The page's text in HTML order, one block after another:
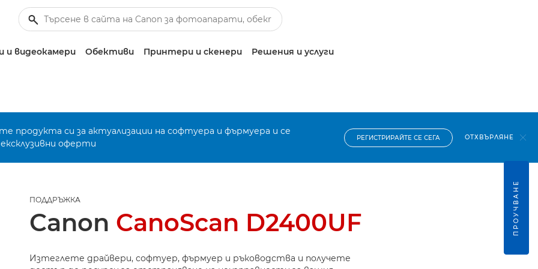
видеокамери Обективи Принтери и скенери Решения и услуги
продукта си за актуализации на софтуера и фърмуера и се
оферти
РЕГИСТРИРАЙТЕ СЕ СЕГА ОТХВЪРЛЯНЕ
ПОДДРЪЖКА
Canon CanoScan D2400UF
Изтеглете драйвери, софтуер, фърмуер и ръководства и получете
ПРОУЧВАНЕ